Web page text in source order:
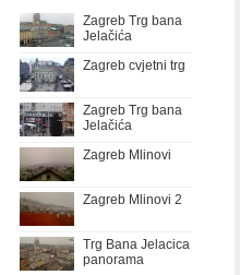
Zagreb Trg bana
Jelačića
Zagreb cvjetni trg
Zagreb Trg bana
Jelačića
Zagreb Mlinovi
Zagreb Mlinovi 2
Trg Bana Jelacica
panorama